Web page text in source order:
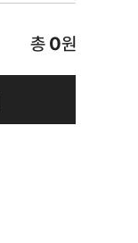
총 0원